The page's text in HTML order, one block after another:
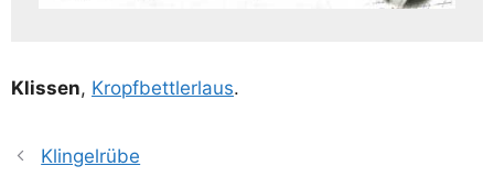
Klis­sen, Kropf­bett­ler­laus.
Klingelrübe